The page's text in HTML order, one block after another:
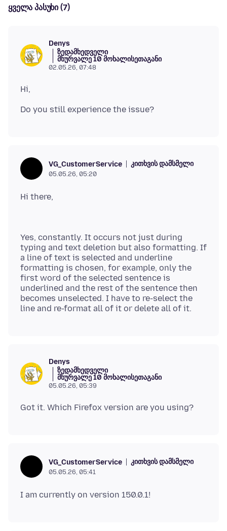
ყველა პასუხი (7)
Denys
ზედამხედველი
მხურვალე 10 მოხალისეთაგანი
02.05.26, 07:48
VG_CustomerService კითხვის დამსმელი
05.05.26, 05:20
Yes, constantly. It occurs not just during
typing and text deletion but also formatting. If
a line of text is selected and underline
formatting is chosen, for example, only the
first word of the selected sentence is
underlined and the rest of the sentence then
becomes unselected. I have to re-select the
Denys
ზედამხედველი
მხურვალე 10 მოხალისეთაგანი
05.05.26, 05:39
VG_CustomerService კითხვის დამსმელი
05.05.26, 05:41